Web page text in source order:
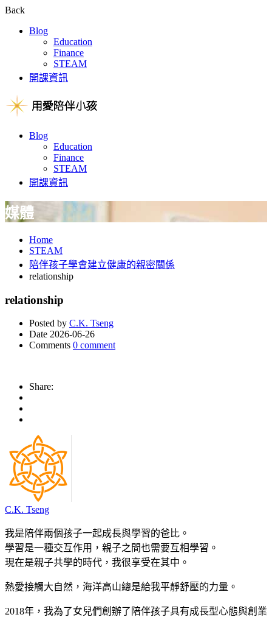
Back
Blog
Education
Finance
STEAM
開課資訊
Blog
Education
Finance
STEAM
開課資訊
媒體
Home
STEAM
陪伴孩子學會建立健康的親密關係
relationship
relationship
Posted by C.K. Tseng
Date 2026-06-26
Comments 0 comment
Share:
C.K. Tseng
我是陪伴兩個孩子一起成長與學習的爸比。
學習是一種交互作用，親子之間也需要互相學習。
現在是親子共學的時代，我很享受在其中。
熱愛接觸大自然，海洋高山總是給我平靜舒壓的力量。
2018年，我為了女兒們創辦了陪伴孩子具有成長型心態與創業